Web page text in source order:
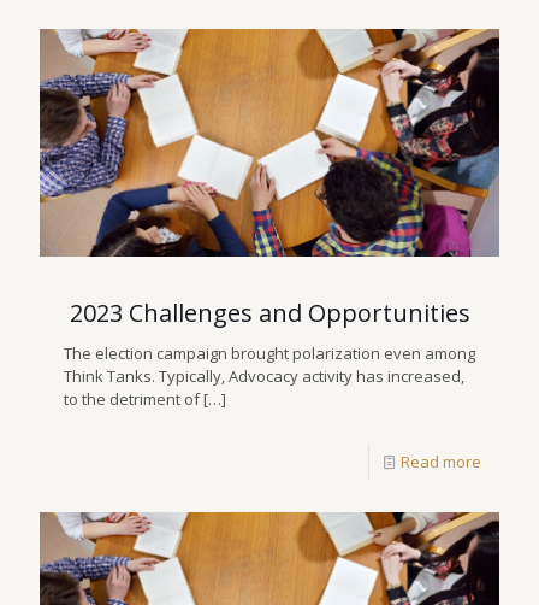
2023 Challenges and Opportunities
The election campaign brought polarization even among
Think Tanks. Typically, Advocacy activity has increased,
to the detriment of[…]
Read more